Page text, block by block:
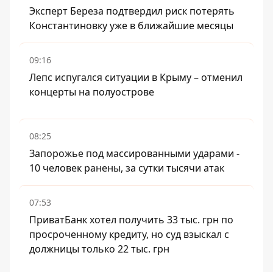
Эксперт Береза ​​подтвердил риск потерять
Константиновку уже в ближайшие месяцы
09:16
Лепс испугался ситуации в Крыму – отменил
концерты на полуострове
08:25
Запорожье под массированными ударами -
10 человек ранены, за сутки тысячи атак
07:53
ПриватБанк хотел получить 33 тыс. грн по
просроченному кредиту, но суд взыскал с
должницы только 22 тыс. грн